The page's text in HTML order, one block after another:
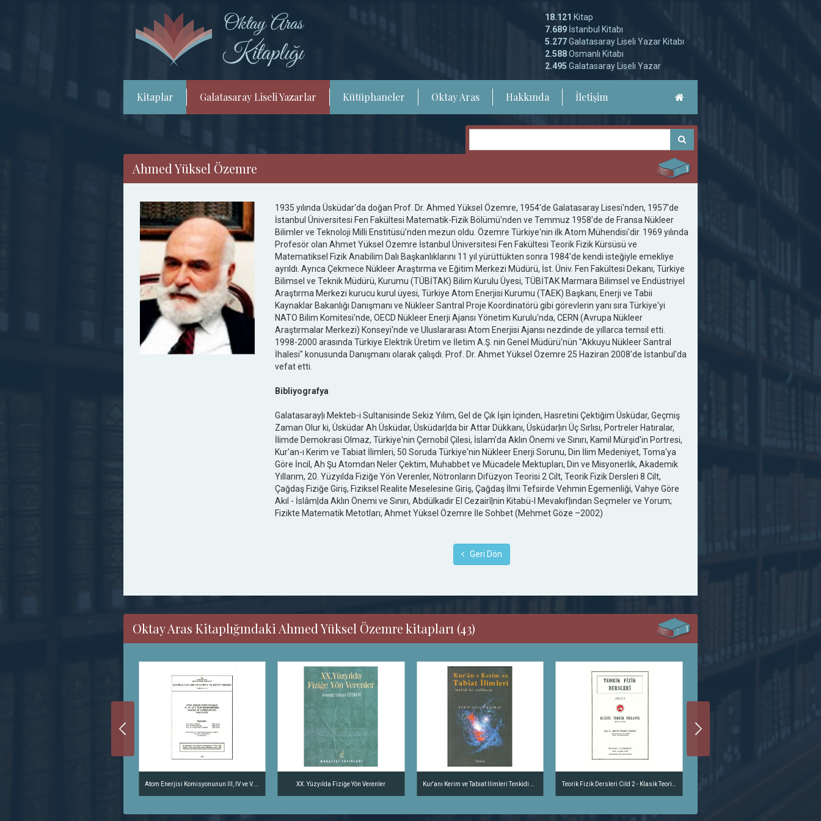
18.121 Kitap
7.689 İstanbul Kitabı
5.277Galatasaray Liseli Yazar Kitabı
2.588Osmanlı Kitabı
2.495 Galatasaray Liseli Yazar
Kitaplar Galatasaray Liseli Yazarlar Kütüphaneler Oktay Aras Hakkında İletişim
Ahmed Yüksel Özemre
1935 yılında Üsküdar'da doğan Prof. Dr. Ahmed Yüksel Özemre, 1954'de Galatasaray Lisesi'nden, 1957'de
İstanbul Üniversitesi Fen Fakültesi Matematik-Fizik Bölümü'nden ve Temmuz 1958'de de Fransa Nükleer
Bilimler ve Teknoloji Milli Enstitüsü'nden mezun oldu. Özemre Türkiye'nin ilk Atom Mühendisi'dir. 1969 yılında
Profesör olan Ahmet Yüksel Özemre İstanbul Üniversitesi Fen Fakültesi Teorik Fizik Kürsüsü ve
Matematiksel Fizik Anabilim Dalı Başkanlıklarını 11 yıl yürüttükten sonra 1984'de kendi isteğiyle emekliye
ayrıldı. Ayrıca Çekmece Nükleer Araştırma ve Eğitim Merkezi Müdürü, İst. Üniv. Fen Fakültesi Dekanı, Türkiye
Bilimsel ve Teknik Müdürü, Kurumu (TÜBİTAK) Bilim Kurulu Üyesi, TÜBİTAK Marmara Bilimsel ve Endüstriyel
Araştırma Merkezi kurucu kurul üyesi, Türkiye Atom Enerjisi Kurumu (TAEK) Başkanı, Enerji ve Tabii
Kaynaklar Bakanlığı Danışmanı ve Nükleer Santral Proje Koordinatörü gibi görevlerin yanı sıra Türkiye'yi
NATO Bilim Komitesi'nde, OECD Nükleer Enerji Ajansı Yönetim Kurulu'nda, CERN (Avrupa Nükleer
Araştırmalar Merkezi) Konseyi'nde ve Uluslararası Atom Enerjisi Ajansı nezdinde de yıllarca temsil etti.
1998-2000 arasında Türkiye Elektrik Üretim ve İletim A.Ş. nin Genel Müdürü'nün "Akkuyu Nükleer Santral
İhalesi" konusunda Danışmanı olarak çalışdı. Prof. Dr. Ahmet Yüksel Özemre 25 Haziran 2008'de İstanbul'da
vefat etti.
Bibliyografya
Galatasaray|ı Mekteb-i Sultanisinde Sekiz Yılım, Gel de Çık İşin İçinden, Hasretini Çektiğim Üsküdar, Geçmiş
Zaman Olur ki, Üsküdar Ah Üsküdar, Üsküdar|da bir Attar Dükkanı, Üsküdar|ın Üç Sırlısı, Portreler Hatıralar,
İlimde Demokrasi Olmaz, Türkiye'nin Çernobil Çilesi, İslam'da Aklın Önemi ve Sınırı, Kamil Mürşid'in Portresi,
Kur'an-ı Kerim ve Tabiat İlimleri, 50 Soruda Türkiye'nin Nükleer Enerji Sorunu, Din İlim Medeniyet, Toma'ya
Göre İncil, Ah Şu Atomdan Neler Çektim, Muhabbet ve Mücadele Mektupları, Din ve Misyonerlik, Akademik
Yıllarım, 20. Yüzyılda Fiziğe Yön Verenler, Nötronların Difüzyon Teorisi 2 Cilt, Teorik Fizik Dersleri 8 Cilt,
Çağdaş Fiziğe Giriş, Fiziksel Realite Meselesine Giriş, Çağdaş İlmi Tefsirde Vehmin Egemenliği, Vahye Göre
Akıl - İslâm|da Aklın Önemi ve Sınırı, Abdülkadir El Cezairî|nin Kitabü-l Mevakıf|ından Seçmeler ve Yorum;
Fizikte Matematik Metotları, Ahmet Yüksel Özemre İle Sohbet (Mehmet Göze –2002)
Geri Dön
Oktay Aras Kitaplığındaki Ahmed Yüksel Özemre kitapları (43)
XX. Yüzyılda Fiziğe Yön Verenler